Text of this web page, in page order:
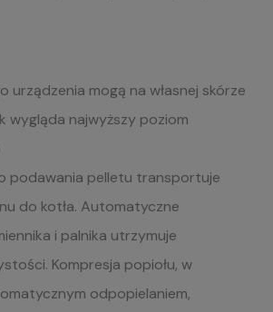
urządzenia mogą na własnej skórze
wygląda najwyższy poziom
podawania pelletu transportuje
do kotła. Automatyczne
i palnika utrzymuje
. Kompresja popiołu, w
odpopielaniem,